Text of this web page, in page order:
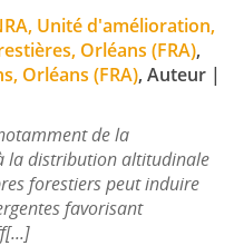
Unité d'amélioration,
Orléans (FRA),
Orléans (FRA), Auteur |
de la
la distribution altitudinale
forestiers peut induire
favorisant